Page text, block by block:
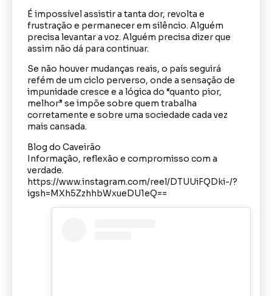
É impossível assistir a tanta dor, revolta e
frustração e permanecer em silêncio. Alguém
precisa levantar a voz. Alguém precisa dizer que
assim não dá para continuar.
Se não houver mudanças reais, o país seguirá
refém de um ciclo perverso, onde a sensação de
impunidade cresce e a lógica do “quanto pior,
melhor” se impõe sobre quem trabalha
corretamente e sobre uma sociedade cada vez
mais cansada.
Blog do Caveirão
Informação, reflexão e compromisso com a
verdade.
https://www.instagram.com/reel/DTUUiFQDki-/?
igsh=MXh5ZzhhbWxueDU1eQ==